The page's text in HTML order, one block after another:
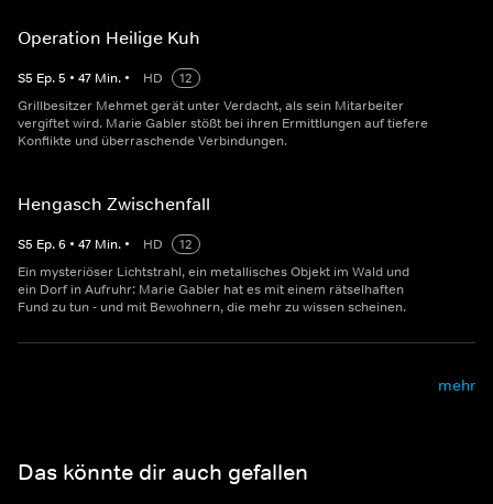
Operation Heilige Kuh
S5 Ep.5 • 47 Min. • HD
12
Grillbesitzer Mehmet gerät unter Verdacht, als sein Mitarbeiter
vergiftet wird. Marie Gabler stößt bei ihren Ermittlungen auf tiefere
Konflikte und überraschende Verbindungen.
Hengasch Zwischenfall
S5 Ep.6 • 47 Min. • HD
12
Ein mysteriöser Lichtstrahl, ein metallisches Objekt im Wald und
ein Dorf in Aufruhr: Marie Gabler hat es mit einem rätselhaften
Fund zu tun - und mit Bewohnern, die mehr zu wissen scheinen.
mehr
Das könnte dir auch gefallen